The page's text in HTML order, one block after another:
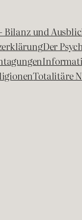
Bilanz und
Der
Totalitäre